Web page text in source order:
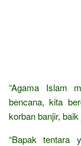
“Agama Islam
bencana, kita
korban banjir,
“Bapak tentara